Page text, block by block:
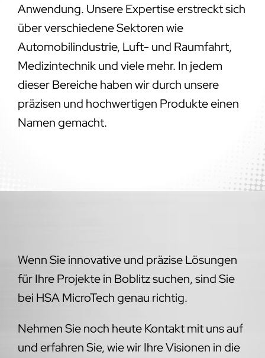
Anwendung. Unsere Expertise erstreckt sich
über verschiedene Sektoren wie
Automobilindustrie, Luft- und Raumfahrt,
Medizintechnik und viele mehr. In jedem
dieser Bereiche haben wir durch unsere
präzisen und hochwertigen Produkte einen
Namen gemacht.
Wenn Sie innovative und präzise Lösungen
für Ihre Projekte in Boblitz suchen, sind Sie
bei HSA MicroTech genau richtig.
Nehmen Sie noch heute Kontakt mit uns auf
und erfahren Sie, wie wir Ihre Visionen in die